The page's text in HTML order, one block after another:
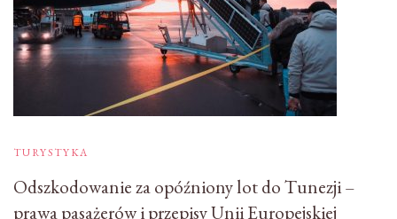
TURYSTYKA
Odszkodowanie za opóźniony lot do Tunezji –
prawa pasażerów i przepisy Unii Europejskiej